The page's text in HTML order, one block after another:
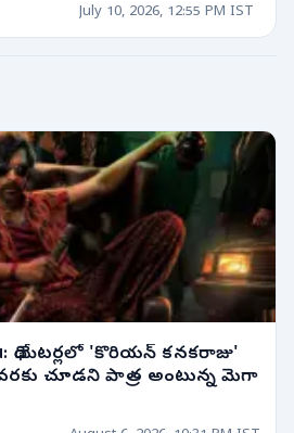
July 10, 2026, 12:55 PM IST
థియేటర్లలో 'కొరియన్ కనకరాజు'
చూడని పాత్ర అంటున్న మెగా